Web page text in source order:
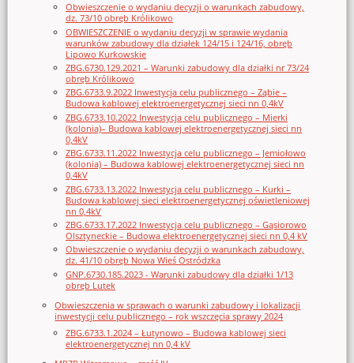
Obwieszczenie o wydaniu decyzji o warunkach zabudowy,
dz. 73/10 obręb Królikowo
OBWIESZCZENIE o wydaniu decyzji w sprawie wydania
warunków zabudowy dla działek 124/15 i 124/16, obręb
Lipowo Kurkowskie
ZBG.6730.129.2021 – Warunki zabudowy dla działki nr 73/24
obręb Królikowo
ZBG.6733.9.2022 Inwestycja celu publicznego – Ząbie –
Budowa kablowej elektroenergetycznej sieci nn 0,4kV
ZBG.6733.10.2022 Inwestycja celu publicznego – Mierki
(kolonia)– Budowa kablowej elektroenergetycznej sieci nn
0,4kV
ZBG.6733.11.2022 Inwestycja celu publicznego – Jemiołowo
(kolonia) – Budowa kablowej elektroenergetycznej sieci nn
0,4kV
ZBG.6733.13.2022 Inwestycja celu publicznego – Kurki –
Budowa kablowej sieci elektroenergetycznej oświetleniowej
nn 0,4kV
ZBG.6733.17.2022 Inwestycja celu publicznego – Gąsiorowo
Olsztyneckie – Budowa elektroenergetycznej sieci nn 0,4 kV
Obwieszczenie o wydaniu decyzji o warunkach zabudowy,
dz. 41/10 obręb Nowa Wieś Ostródzka
GNP.6730.185.2023 - Warunki zabudowy dla działki 1/13
obręb Lutek
Obwieszczenia w sprawach o warunki zabudowy i lokalizacji
inwestycji celu publicznego – rok wszczęcia sprawy 2024
ZBG.6733.1.2024 – Łutynowo – Budowa kablowej sieci
elektroenergetycznej nn 0,4 kV